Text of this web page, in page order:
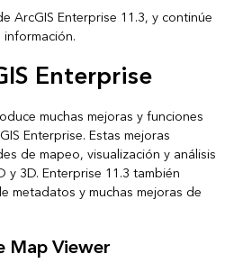
ArcGIS Enterprise 11.3, y continúe
Enterprise
muchas mejoras y funciones
Enterprise. Estas mejoras
de mapeo, visualización y análisis
3D. Enterprise 11.3 también
metadatos y muchas mejoras de
Map Viewer